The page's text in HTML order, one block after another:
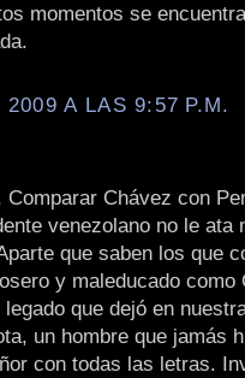
momentos se
A LAS 9:57 P.M.
Chávez con
venezolano no le ata
que saben los que
y maleducado como
que dejó en
un hombre que jamás
con todas las letras.